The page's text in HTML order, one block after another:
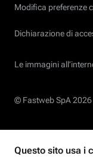
Modifica preferenze
Dichiarazione di
Le immagini
© Fastweb SpA 2026